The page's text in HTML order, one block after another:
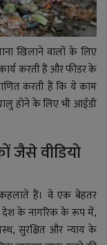
खिलाने वालों के लिए
करतीहैं और फीडर के
करती हैंकि ये काम
होने के लिएभी आईडी
जैसे वीडियो
कहलाते हैं। वे एक बेहतर
देश के नागरिक के रूप में,
सुरक्षित और न्याय के